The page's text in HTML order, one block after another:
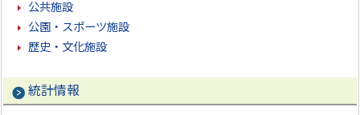
公共施設
公園・スポーツ施設
歴史・文化施設
統計情報